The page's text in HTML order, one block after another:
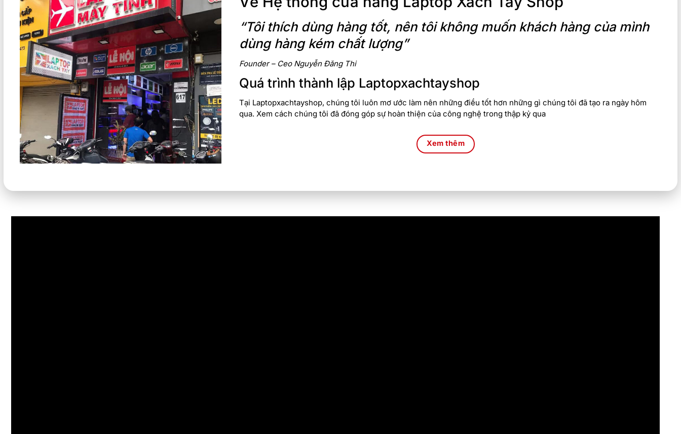
“Tôi thích dùng hàng tốt, nên tôi không muốn khách hàng của mình
dùng hàng kém chất lượng”
Founder – Ceo Nguyễn Đăng Thi
Quá trình thành lập Laptopxachtayshop
Tại Laptopxachtayshop, chúng tôi luôn mơ ước làm nên những điều tốt hơn những gì chúng tôi đã tạo ra ngày hôm
qua. Xem cách chúng tôi đã đóng góp sự hoàn thiện của công nghệ trong thập kỷ qua
Xem thêm